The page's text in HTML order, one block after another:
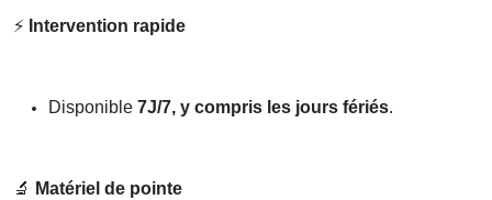
⚡ Intervention rapide
Disponible 7J/7, y compris les jours fériés.
🔬 Matériel de pointe